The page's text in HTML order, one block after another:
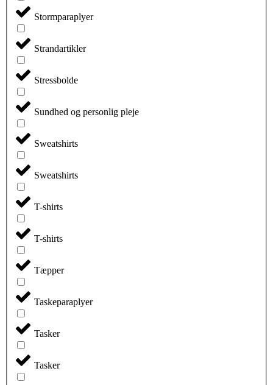
Stormparaplyer
Strandartikler
Stressbolde
Sundhed og personlig pleje
Sweatshirts
Sweatshirts
T-shirts
T-shirts
Tæpper
Taskeparaplyer
Tasker
Tasker